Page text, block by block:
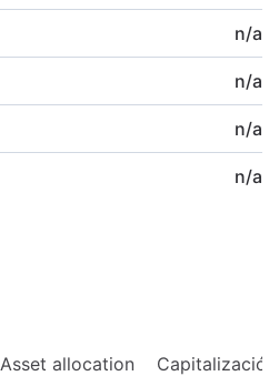
n/a
n/a
n/a
n/a
Asset allocation Capitalización